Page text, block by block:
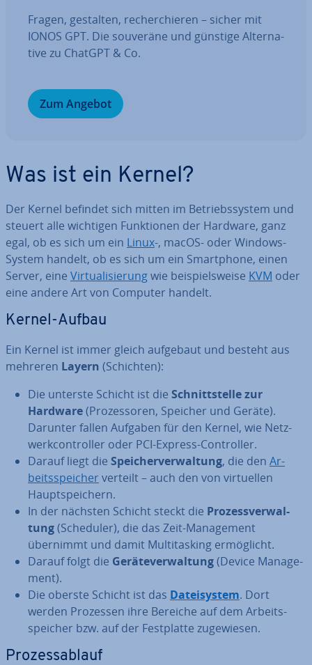
Fragen, gestalten, re­cher­chie­ren – sicher mit
IONOS GPT. Die souveräne und günstige Al­ter­na­
ti­ve zu ChatGPT & Co.
Zum Angebot
Was ist ein Kernel?
Der Kernel befindet sich mitten im Be­triebs­sys­tem und
steuert alle wichtigen Funk­tio­nen der Hardware, ganz
egal, ob es sich um ein Linux-, macOS- oder Windows-
System handelt, ob es sich um ein Smart­phone, einen
Server, eine Vir­tua­li­sie­rungwie bei­spiels­wei­se KVM oder
eine andere Art von Computer handelt.
Kernel-Aufbau
Ein Kernel ist immer gleich aufgebaut und besteht aus
mehreren Layern (Schichten):
Die unterste Schicht ist die Schnitt­stel­le zur
Hardware(Pro­zes­so­ren, Speicher und Geräte).
Darunter fallen Aufgaben für den Kernel, wie Netz­
werk­con­trol­ler oder PCI-Express-Con­trol­ler.
Darauf liegt die Spei­cher­ver­wal­tung, die den Ar­
beits­spei­cherverteilt – auch den von vir­tu­el­len
Haupt­spei­chern.
In der nächsten Schicht steckt die Pro­zess­ver­wal­
tung(Scheduler), die das Zeit-Ma­nage­ment
übernimmt und damit Mul­ti­tas­king er­mög­licht.
Darauf folgt die Ge­rä­te­ver­wal­tung(Device Ma­nage­
ment).
Die oberste Schicht ist das Da­tei­sys­tem. Dort
werden Prozessen ihre Bereiche auf dem Ar­beits­
spei­cher bzw. auf der Fest­plat­te zu­ge­wie­sen.
Pro­zess­ab­lauf